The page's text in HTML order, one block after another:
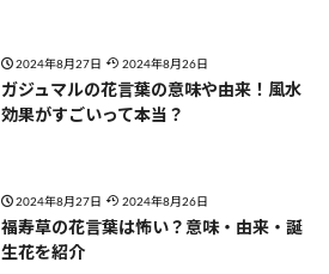
2024年8月27日 2024年8月26日
ガジュマルの花言葉の意味や由来！風水
効果がすごいって本当？
2024年8月27日 2024年8月26日
福寿草の花言葉は怖い？意味・由来・誕
生花を紹介